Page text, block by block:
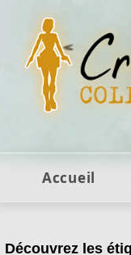
Figurines
Accueil
Découvrez les